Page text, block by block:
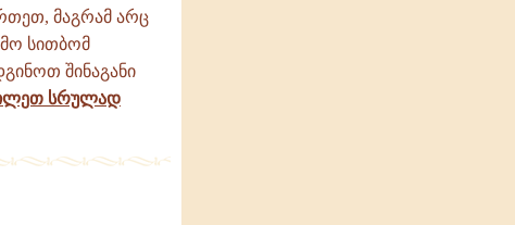
მაგრამ არც
სითბომ
შინაგანი
სრულად